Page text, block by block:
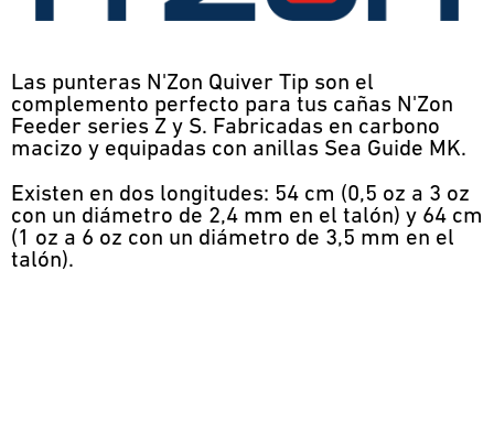
Las punteras N'Zon Quiver Tip son el
complemento perfecto para tus cañas N'Zon
Feeder series Z y S. Fabricadas en carbono
macizo y equipadas con anillas Sea Guide MK.
Existen en dos longitudes: 54 cm (0,5 oz a 3 oz
con un diámetro de 2,4 mm en el talón) y 64 cm
(1 oz a 6 oz con un diámetro de 3,5 mm en el
talón).